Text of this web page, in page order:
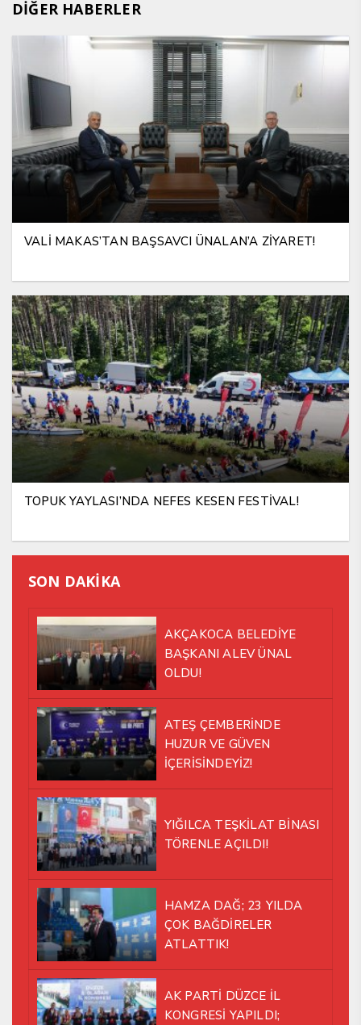
DİĞER HABERLER
VALİ MAKAS’TAN BAŞSAVCI ÜNALAN’A ZİYARET!
TOPUK YAYLASI’NDA NEFES KESEN FESTİVAL!
SON DAKİKA
AKÇAKOCA BELEDİYE
BAŞKANI ALEV ÜNAL
OLDU!
ATEŞ ÇEMBERİNDE
HUZUR VE GÜVEN
İÇERİSİNDEYİZ!
YIĞILCA TEŞKİLAT BİNASI
TÖRENLE AÇILDI!
HAMZA DAĞ; 23 YILDA
ÇOK BAĞDİRELER
ATLATTIK!
AK PARTİ DÜZCE İL
KONGRESİ YAPILDI;